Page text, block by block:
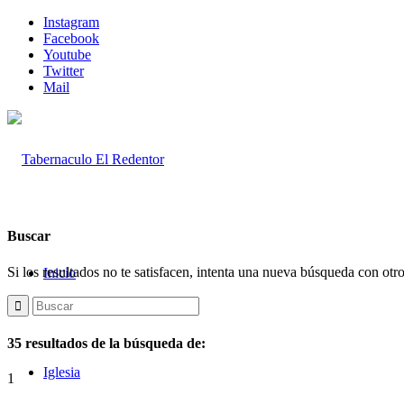
Instagram
Facebook
Youtube
Twitter
Mail
Inicio
Iglesia
Buscar
Si los resultados no te satisfacen, intenta una nueva búsqueda con
35 resultados de la búsqueda de:
1